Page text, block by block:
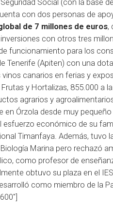
Social (con la base
con dos personas de
de 7 millones de euros,
con otros tres
funcionamiento para los
Tenerife (Apiten) con una
canarios en ferias y
y Hortalizas, 855.000 a
agrarios y
en Órzola desde muy
económico de su
Timanfaya. Además, tuvo
Marina pero rechazó
como profesor de
obtuvo su plaza en el
como miembro de la